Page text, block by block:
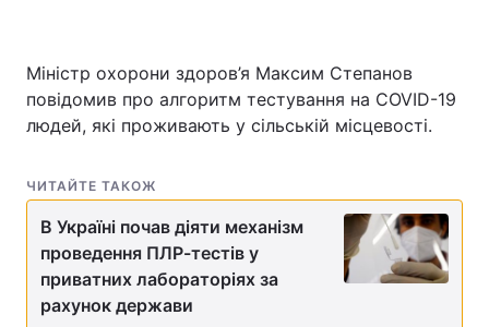
Міністр охорони здоров’я Максим Степанов
повідомив про алгоритм тестування на COVID-19
людей, які проживають у сільській місцевості.
ЧИТАЙТЕ ТАКОЖ
В Україні почав діяти механізм
проведення ПЛР-тестів у
приватних лабораторіях за
рахунок держави